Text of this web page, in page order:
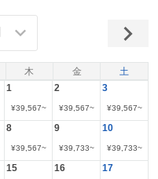
木 金 土
1
¥39,567~
2
¥39,567~
3
¥39,567~
8
¥39,567~
9
¥39,733~
10
¥39,733~
15 16 17